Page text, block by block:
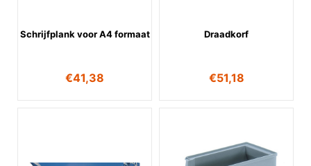
Schrijfplank voor A4 formaat
€41,38
Draadkorf
€51,18